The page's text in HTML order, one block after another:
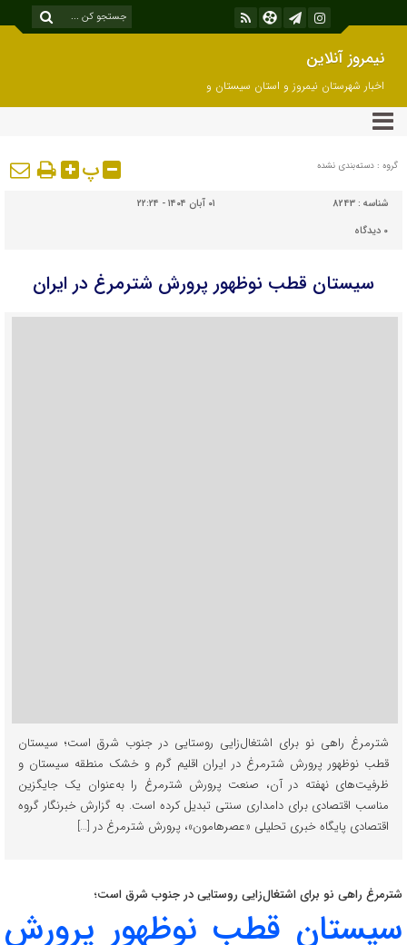
نیمروز آنلاین
اخبار شهرستان نیمروز و استان سیستان و
بلوچستان
گروه : دسته‌بندی نشده پ
شناسه : 8243
۰۱ آبان ۱۴۰۴ - ۲۲:۲۴
۰ دیدگاه
سیستان قطب نوظهور پرورش شترمرغ در ایران
شترمرغ راهی نو برای اشتغال‌زایی روستایی در جنوب شرق است؛ سیستان
قطب نوظهور پرورش شترمرغ در ایران اقلیم گرم و خشک منطقه سیستان و
ظرفیت‌های نهفته در آن، صنعت پرورش شترمرغ را به‌عنوان یک جایگزین
مناسب اقتصادی برای دامداری سنتی تبدیل کرده است. به گزارش خبرنگار گروه
اقتصادی پایگاه خبری تحلیلی «عصرهامون»، پرورش شترمرغ در […]
شترمرغ راهی نو برای اشتغال‌زایی روستایی در جنوب شرق است؛
سیستان قطب نوظهور پرورش